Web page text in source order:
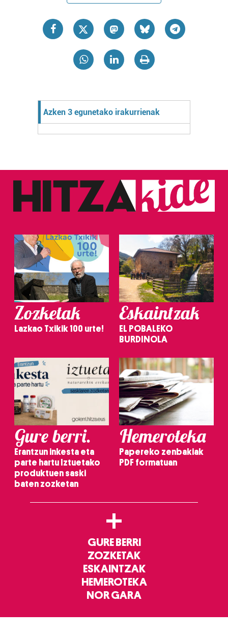
Azken 3 egunetako irakurrienak
Zozketak
Lazkao Txikik 100 urte!
Eskaintzak
EL POBALEKO
BURDINOLA
Gure berri.
Erantzun inkesta eta
parte hartu Iztuetako
produktuen saski
baten zozketan
Hemeroteka
Papereko zenbakiak
PDF formatuan
+
GURE BERRI
ZOZKETAK
ESKAINTZAK
HEMEROTEKA
NOR GARA